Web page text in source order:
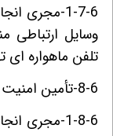
1-7-6-مجری
وسایل ارتباطی
تلفن ماهواره ای
8-6-تأمین امنیت گروه کاری
1-8-6-مجری